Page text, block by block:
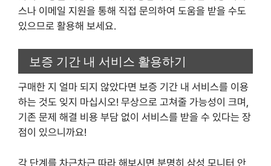
스나 이메일 지원을 통해 직접 문의하여 도움을 받을 수도
있으므로 활용해 보세요.
보증 기간 내 서비스 활용하기
구매한 지 얼마 되지 않았다면 보증 기간 내 서비스를 이용
하는 것도 잊지 마십시오! 무상으로 고쳐줄 가능성이 크며,
기존 문제 해결 비용 부담 없이 서비스를 받을 수 있다는 장
점이 있으니까요!
각 단계를 차근차근 따라 해보시면 분명히 삼성 모니터 안